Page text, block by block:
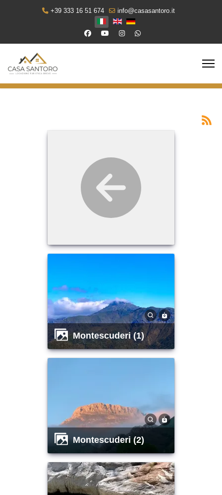
+39 333 16 51 674 info@casasantoro.it
Seleziona la tua lingua
montescuderi (1)
montescuderi (2)